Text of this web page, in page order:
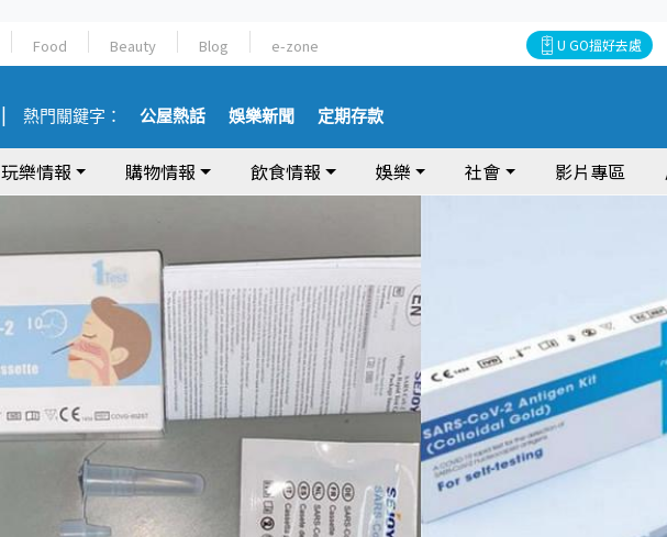
Food Beauty Blog e-zone U GO搵好去處
熱門關鍵字： 公屋熱話 娛樂新聞 定期存款
玩樂情報 購物情報 飲食情報 娛樂 社會 影片專區